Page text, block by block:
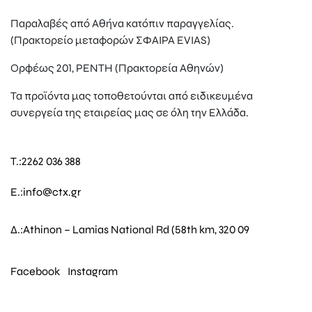
Παραλαβές από Αθήνα κατόπιν παραγγελίας.
(Πρακτορείο μεταφορών ΣΦΑΙΡΑ EVIAS)
Ορφέως 201, ΡΕΝΤΗ (Πρακτορεία Αθηνών)
Τα προϊόντα μας τοποθετούνται από ειδικευμένα
συνεργεία της εταιρείας μας σε όλη την Ελλάδα.
T.:2262 036 388
E.:info@ctx.gr
Δ.:Athinon – Lamias National Rd (58th km, 320 09
Facebook Instagram